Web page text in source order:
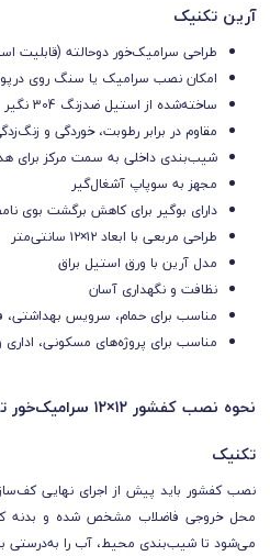
آرین تکنیک
طراحی سرامیک‌خور دوحالته (قابلیت
امکان نصب سرامیک یا سنگ روی
ساخته‌شده از استیل ضدزنگ 304 نگیر
مقاوم در برابر رطوبت، خوردگی و
شیب‌بندی داخلی به سمت مرکز برای
مجهز به سوپاپ آشغال‌گیر
دارای بوگیر برای کاهش برگشت بوی
طراحی مربعی با ابعاد ۱۲×۱۲ سانتی‌متر
مدل آرین با ورق استیل براق
نظافت و نگهداری آسان
مناسب برای حمام، سرویس
مناسب برای پروژه‌های مسکونی، اداری
نحوه نصب کفشور
تکنیک
نصب کفشور باید پیش از اجرای نهایی
محل خروجی فاضلاب مشخص شده و بدنه
می‌شود تا شیب‌بندی محیط، آب را